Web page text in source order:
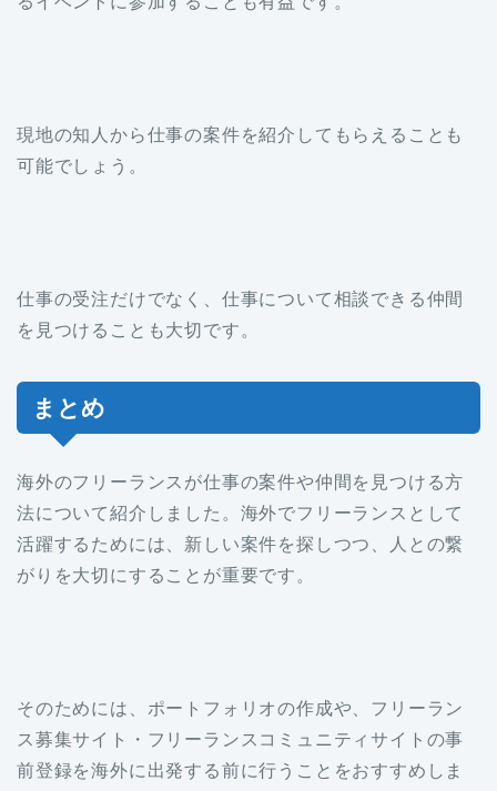
現地の知人から仕事の案件を紹介してもらえることも
可能でしょう。
仕事の受注だけでなく、仕事について相談できる仲間
を見つけることも大切です。
まとめ
海外のフリーランスが仕事の案件や仲間を見つける方
法について紹介しました。海外でフリーランスとして
活躍するためには、新しい案件を探しつつ、人との繋
がりを大切にすることが重要です。
そのためには、ポートフォリオの作成や、フリーラン
ス募集サイト・フリーランスコミュニティサイトの事
前登録を海外に出発する前に行うことをおすすめしま